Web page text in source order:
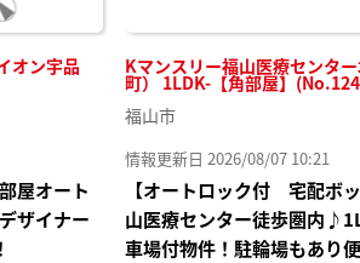
オン宇品
屋オート
ザイナー
Kマンスリー福山医療センタ
町） 1LDK-【角部屋】
福山市
情報更新日 2026/08/07 10:21
【オートロック付 宅配ボ
山医療センター徒歩圏内
車場付物件！駐輪場もあり